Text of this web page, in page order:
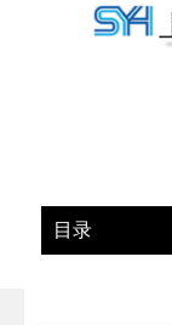
目录